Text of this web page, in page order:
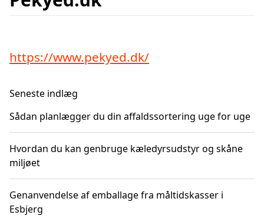
https://www.pekyed.dk/
Seneste indlæg
Sådan planlægger du din affaldssortering uge for uge
Hvordan du kan genbruge kæledyrsudstyr og skåne
miljøet
Genanvendelse af emballage fra måltidskasser i
Esbjerg